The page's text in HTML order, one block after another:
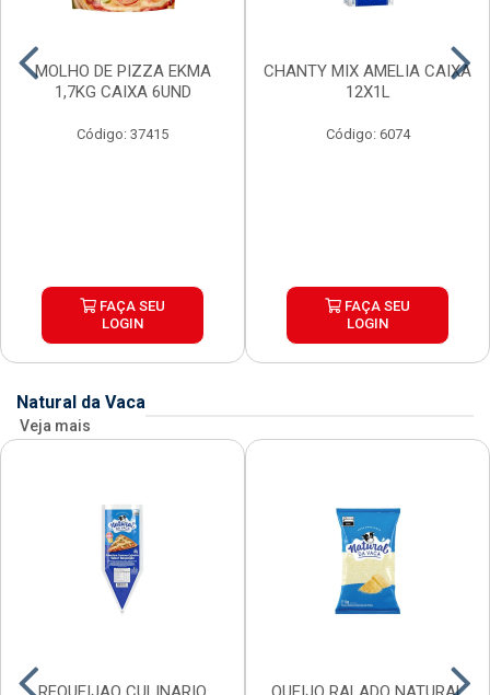
MOLHO DE PIZZA EKMA
1,7KG CAIXA 6UND
Código: 37415
FAÇA SEU
LOGIN
CHANTY MIX AMELIA CAIXA
12X1L
Código: 6074
FAÇA SEU
LOGIN
Natural da Vaca
Veja mais